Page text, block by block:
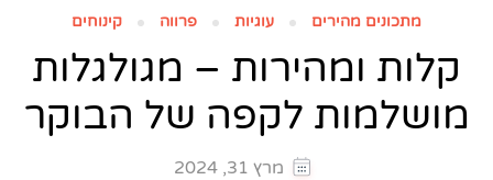
מתכונים מהירים עוגיות פרווה קינוחים
קלות ומהירות – מגולגלות
מושלמות לקפה של הבוקר
מרץ 31, 2024